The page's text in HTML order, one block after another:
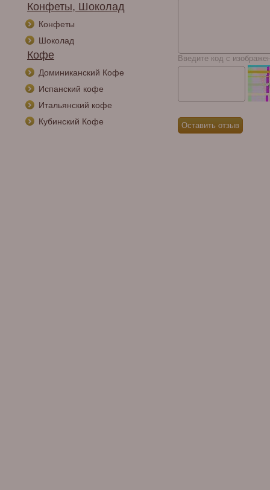
Конфеты, Шоколад
Конфеты
Шоколад
Кофе
Доминиканский Кофе
Испанский кофе
Итальянский кофе
Кубинский Кофе
Введите код с